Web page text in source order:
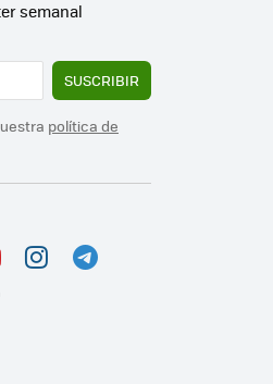
semanal
SUSCRIBIR
política de